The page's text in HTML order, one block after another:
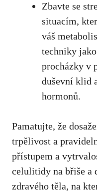
Zbavte se
situacím,
váš
techniky
procházky v
duševní klid
hormonů.
Pamatujte, že
trpělivost a
přístupem a
celulitidy na břiše a
zdravého těla, na